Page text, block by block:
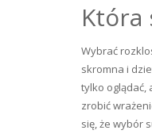
Która
Wybrać
skromna i
tylko oglądać,
zrobić
się, że wybór